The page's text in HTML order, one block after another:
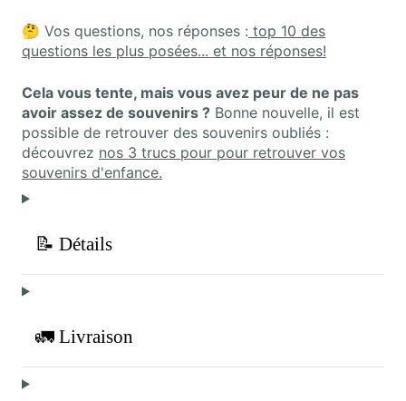
🤔 Vos questions, nos réponses : top 10 des
questions les plus posées... et nos réponses!
Cela vous tente, mais vous avez peur de ne pas
avoir assez de souvenirs ? Bonne nouvelle, il est
possible de retrouver des souvenirs oubliés :
découvrez nos 3 trucs pour pour retrouver vos
souvenirs d'enfance.
📝 Détails
🚛 Livraison